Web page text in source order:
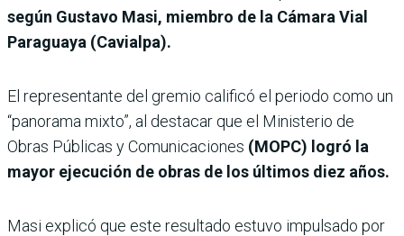
según Gustavo Masi, miembro de la Cámara Vial
Paraguaya (Cavialpa).
El representante del gremio calificó el periodo como un
“panorama mixto”, al destacar que el Ministerio de
Obras Públicas y Comunicaciones (MOPC) logró la
mayor ejecución de obras de los últimos diez años.
Masi explicó que este resultado estuvo impulsado por